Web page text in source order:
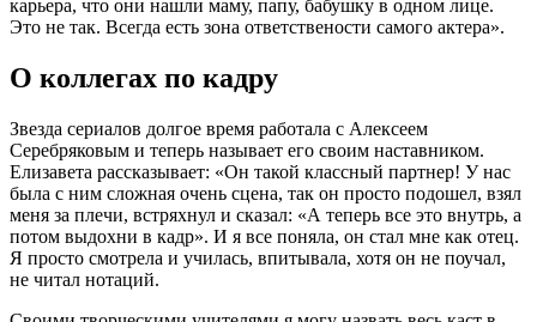
карьера, что они нашли маму, папу, бабушку в одном лице.
Это не так. Всегда есть зона ответствености самого актера».
О коллегах по кадру
Звезда сериалов долгое время работала с Алексеем
Серебряковым и теперь называет его своим наставником.
Елизавета рассказывает: «Он такой классный партнер! У нас
была с ним сложная очень сцена, так он просто подошел, взял
меня за плечи, встряхнул и сказал: «А теперь все это внутрь, а
потом выдохни в кадр». И я все поняла, он стал мне как отец.
Я просто смотрела и училась, впитывала, хотя он не поучал,
не читал нотаций.